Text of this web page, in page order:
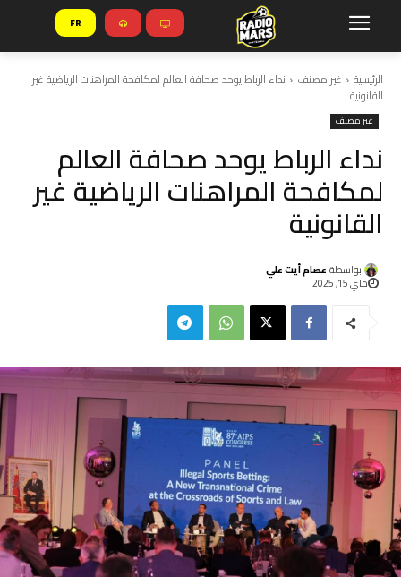
FR
الرئيسية غير مصنف نداء الرباط يوحد صحافة العالم لمكافحة المراهنات الرياضية غير
القانونية
غير مصنف
نداء الرباط يوحد صحافة العالم
لمكافحة المراهنات الرياضية غير
القانونية
بواسطة عصام أيت علي
ماي 15, 2025